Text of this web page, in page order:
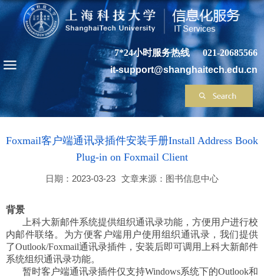
7*24小时服务热线
021-20685566
it-support@shanghaitech.edu.cn
Foxmail客户端通讯录插件安装手册Install Address Book
Plug-in on Foxmail Client
日期：2023-03-23 文章来源：图书信息中心
背景
上科大新邮件系统提供组织通讯录功能，方便用户进行校
内邮件联络。为方便客户端用户使用组织通讯录，我们提供
了Outlook/Foxmail通讯录插件，安装后即可调用上科大新邮件
系统组织通讯录功能。
暂时客户端通讯录插件仅支持Windows系统下的Outlook和